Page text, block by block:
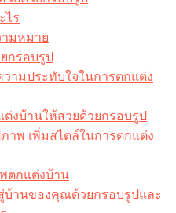
ไร​
มหมาย
กรอบรูป
ามประทับใจในการตกแต่ง
งบ้านให้สวยด้วยกรอบรูป
าพ เพิ่มสไตล์ในการตกแต่ง
ตกแต่งบ้าน
บ้านของคุณด้วยกรอบรูปและ